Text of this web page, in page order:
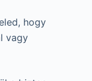
hogy
vagy